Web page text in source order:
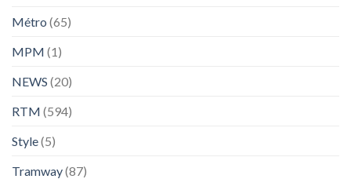
Métro (65)
MPM (1)
NEWS (20)
RTM (594)
Style(5)
Tramway(87)